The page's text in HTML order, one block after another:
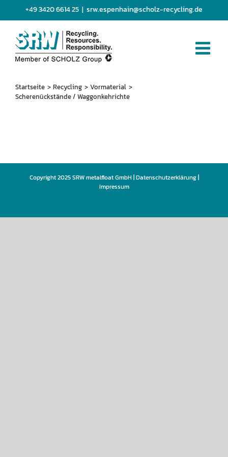
Inhalt
springen
+49 3420 6614 25 | srw.espenhain@scholz-recycling.de
Startseite Recycling
Vormaterial
Scherenückstände / Waggonkehrichte
Copyright 2025 SRW metalfloat GmbH |Datenschutzerklärung|
Impressum